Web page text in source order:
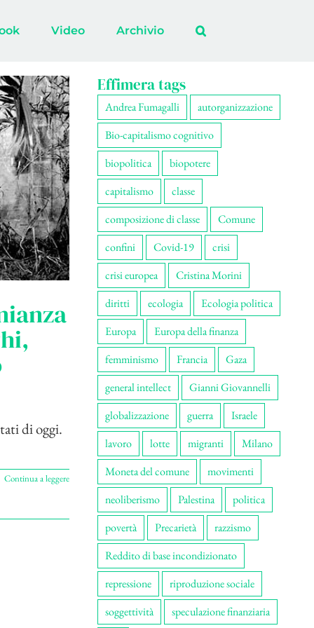
Video Archivio
di oggi.
Continua a leggere
Effimera tags
Andrea Fumagalli
autorganizzazione
Bio-capitalismo cognitivo
biopolitica
biopotere
capitalismo
classe
composizione di classe
Comune
confini
Covid-19
crisi
crisi europea
Cristina Morini
diritti
ecologia
Ecologia politica
Europa
Europa della finanza
femminismo
Francia
Gaza
general intellect
Gianni Giovannelli
globalizzazione
guerra
Israele
lavoro
lotte migranti
Milano
Moneta del comune
movimenti
neoliberismo
Palestina
politica
povertà
Precarietà
razzismo
Reddito di base incondizionato
repressione
riproduzione sociale
soggettività
speculazione finanziaria